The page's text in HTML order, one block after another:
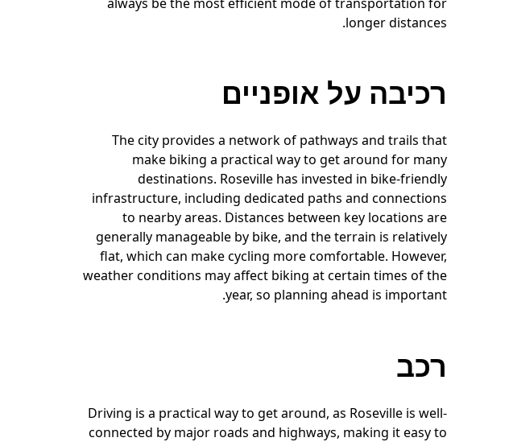
longer distances.
רכיבה על אופניים
The city provides a network of pathways and trails that
make biking a practical way to get around for many
destinations. Roseville has invested in bike-friendly
infrastructure, including dedicated paths and connections
to nearby areas. Distances between key locations are
generally manageable by bike, and the terrain is relatively
flat, which can make cycling more comfortable. However,
weather conditions may affect biking at certain times of the
year, so planning ahead is important.
רכב
Driving is a practical way to get around, as Roseville is well-
connected by major roads and highways, making it easy to